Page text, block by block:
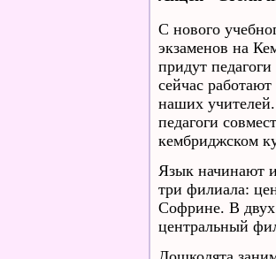
С нового
экзаменов на
придут
сейчас
наших
педагоги
кембриджском
Язык начинают
три филиала:
Софрине. В
центральный